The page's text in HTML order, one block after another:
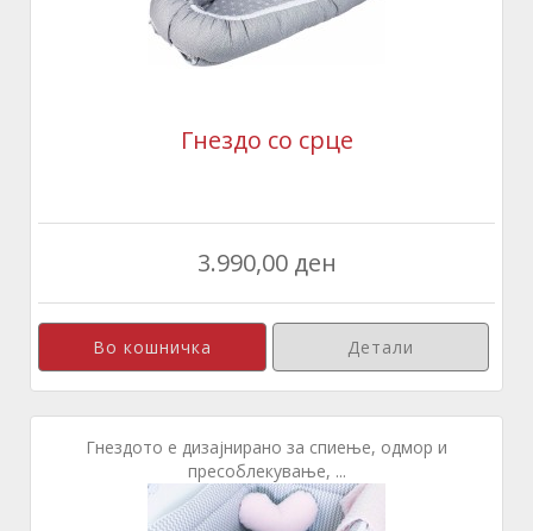
Гнездо со срце
3.990,00 ден
Детали
Гнездото е дизајнирано за спиење, одмор и
пресоблекување, ...